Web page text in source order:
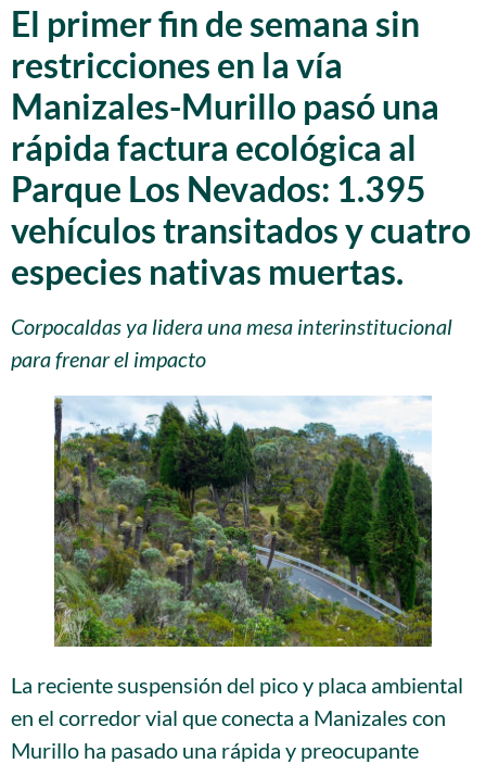
El primer fin de semana sin
restricciones en la vía
Manizales-Murillo pasó una
rápida factura ecológica al
Parque Los Nevados: 1.395
vehículos transitados y cuatro
especies nativas muertas.
Corpocaldas ya lidera una mesa interinstitucional
para frenar el impacto
La reciente suspensión del pico y placa ambiental
en el corredor vial que conecta a Manizales con
Murillo ha pasado una rápida y preocupante